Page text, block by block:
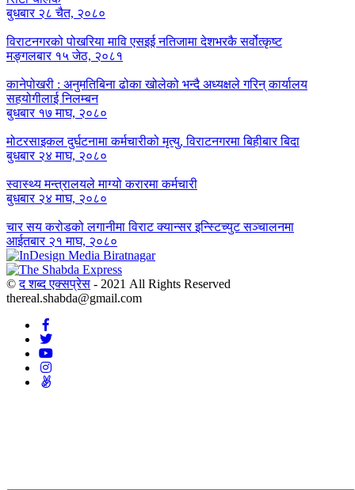
बुधबार २८ चैत, २०८०
विराटनगरको पोखरिया मावि एसइई नतिजामा देशभरकै सर्वोत्कृष्ट
मङ्गलबार १५ जेठ, २०८१
कानेपोखरी : अनुमतिबिना ढोका खोलेको भन्दै अध्यक्षले गरिन् कार्यालय
सहयोगीलाई निलम्बन
बुधबार १७ माघ, २०८०
मोटरसाइकल दुर्घटनामा कर्मचारीको मृत्यु, विराटनगरमा बिहीबार बिदा
बुधबार २४ माघ, २०८०
स्वास्थ्य मन्त्रालयले माग्यो करारमा कर्मचारी
बुधबार २४ माघ, २०८०
चार सय करोडको लगानीमा विराट क्यान्सर इन्स्टिच्युट सञ्चालनमा
आईतबार २१ माघ, २०८०
©द शब्द एक्सप्रेस - 2021 All Rights Reserved
thereal.shabda@gmail.com